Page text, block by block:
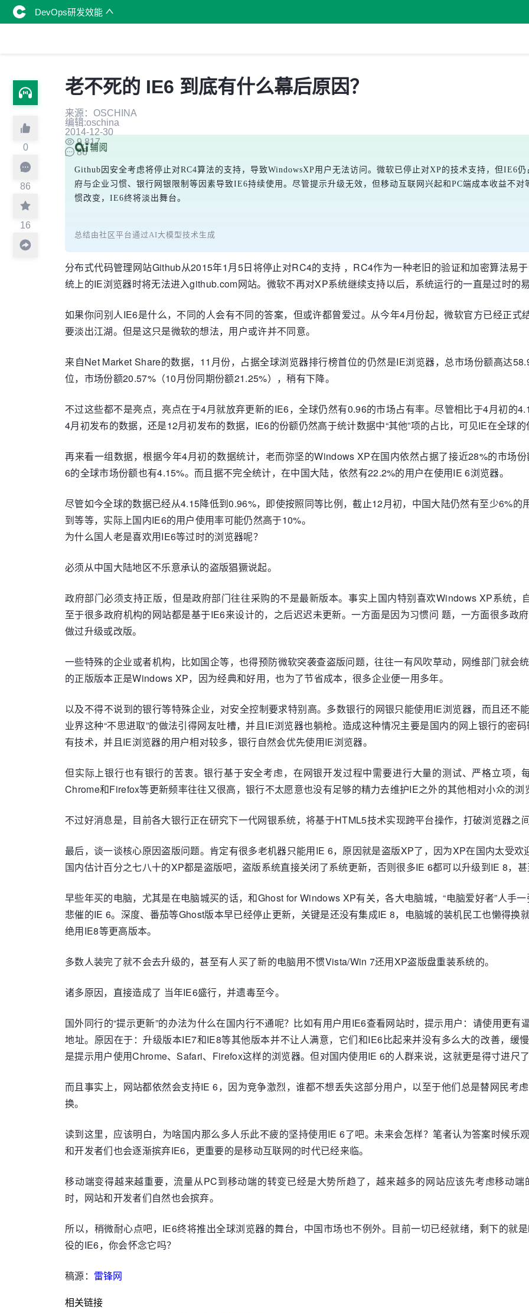
DevOps研发效能
0
86
16
老不死的 IE6 到底有什么幕后原因？
来源：OSCHINA
编辑:oschina
2014-12-30
9,817
86
Github因安全考虑将停止对RC4算法的支持，导致WindowsXP用户无法访问。微软已停止对XP的技术支持，但IE6
府与企业习惯、银行网银限制等因素导致IE6持续使用。尽管提示升级无效，但移动互联网兴起和PC端成本收益不
惯改变，IE6终将淡出舞台。
总结由社区平台通过AI大模型技术生成
分布式代码管理网站Github从2015年1月5日将停止对RC4的支持 ，RC4作为一种老旧的验证和加密算法易
统上的IE浏览器时将无法进入github.com网站。微软不再对XP系统继续支持以后，系统运行的一直是过时的
如果你问别人IE6是什么，不同的人会有不同的答案，但或许都曾爱过。从今年4月份起，微软官方已经正
要淡出江湖。但是这只是微软的想法，用户或许并不同意。
来自Net Market Share的数据，11月份，占据全球浏览器排行榜首位的仍然是IE浏览器，总市场份额高达
位，市场份额20.57%（10月份同期份额21.25%），稍有下降。
不过这些都不是亮点，亮点在于4月就放弃更新的IE6，全球仍然有0.96的市场占有率。尽管相比于4月初的
4月初发布的数据，还是12月初发布的数据，IE6的份额仍然高于统计数据中“其他”项的占比，可见IE在全球
再来看一组数据，根据今年4月初的数据统计，老而弥坚的Windows XP在国内依然占据了接近28%的市场
6的全球市场份额也有4.15%。而且据不完全统计，在中国大陆，依然有22.2%的用户在使用IE 6浏览器。
尽管如今全球的数据已经从4.15降低到0.96%，即使按照同等比例，截止12月初，中国大陆仍然有至少6%
到等等，实际上国内IE6的用户使用率可能仍然高于10%。
为什么国人老是喜欢用IE6等过时的浏览器呢？
必须从中国大陆地区不乐意承认的盗版猖獗说起。
政府部门必须支持正版，但是政府部门往往采购的不是最新版本。事实上国内特别喜欢Windows XP系统
至于很多政府机构的网站都是基于IE6来设计的，之后迟迟未更新。一方面是因为习惯问 题，一方面很多政
做过升级或改版。
一些特殊的企业或者机构，比如国企等，也得预防微软突袭查盗版问题，往往一有风吹草动，网维部门就会
的正版版本正是Windows XP，因为经典和好用，也为了节省成本，很多企业便一用多年。
以及不得不说到的银行等特殊企业，对安全控制要求特别高。多数银行的网银只能使用IE浏览器，而且还不
业界这种“不思进取”的做法引得网友吐槽，并且IE浏览器也躺枪。造成这种情况主要是国内的网上银行的密
有技术，并且IE浏览器的用户相对较多，银行自然会优先使用IE浏览器。
但实际上银行也有银行的苦衷。银行基于安全考虑，在网银开发过程中需要进行大量的测试、严格立项
Chrome和Firefox等更新频率往往又很高，银行不太愿意也没有足够的精力去维护IE之外的其他相对小众的浏
不过好消息是，目前各大银行正在研究下一代网银系统，将基于HTML5技术实现跨平台操作，打破浏览器之
最后，谈一谈核心原因盗版问题。肯定有很多老机器只能用IE 6，原因就是盗版XP了，因为XP在国内太受欢
国内估计百分之七八十的XP都是盗版吧，盗版系统直接关闭了系统更新，否则很多IE 6都可以升级到IE 8，甚
早些年买的电脑，尤其是在电脑城买的话，和Ghost for Windows XP有关，各大电脑城，“电脑爱好者”人手
悲催的IE 6。深度、番茄等Ghost版本早已经停止更新，关键是还没有集成IE 8，电脑城的装机民工也懒得换
绝用IE8等更高版本。
多数人装完了就不会去升级的，甚至有人买了新的电脑用不惯Vista/Win 7还用XP盗版盘重装系统的。
诸多原因，直接造成了 当年IE6盛行，并遗毒至今。
国外同行的“提示更新”的办法为什么在国内行不通呢？比如有用户用IE6查看网站时，提示用户：请使用更
地址。原因在于：升级版本IE7和IE8等其他版本并不让人满意，它们和IE6比起来并没有多么大的改善，缓
是提示用户使用Chrome、Safari、Firefox这样的浏览器。但对国内使用IE 6的人群来说，这就更是得寸进尺了
而且事实上，网站都依然会支持IE 6，因为竞争激烈，谁都不想丢失这部分用户，以至于他们总是替网民考
换。
读到这里，应该明白，为啥国内那么多人乐此不疲的坚持使用IE 6了吧。未来会怎样？笔者认为答案时候乐
和开发者们也会逐渐摈弃IE6，更重要的是移动互联网的时代已经来临。
移动端变得越来越重要，流量从PC到移动端的转变已经是大势所趋了，越来越多的网站应该先考虑移动
时，网站和开发者们自然也会摈弃。
所以，稍微耐心点吧，IE6终将推出全球浏览器的舞台，中国市场也不例外。目前一切已经就绪，剩下的就
役的IE6，你会怀念它吗？
稿源： 雷锋网
相关链接